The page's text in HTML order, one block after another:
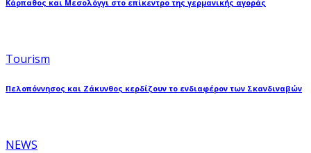
Κάρπαθος και Μεσολόγγι στο επίκεντρο της γερμανικής αγοράς
Tourism
Πελοπόννησος και Ζάκυνθος κερδίζουν το ενδιαφέρον των Σκανδιναβών
NEWS